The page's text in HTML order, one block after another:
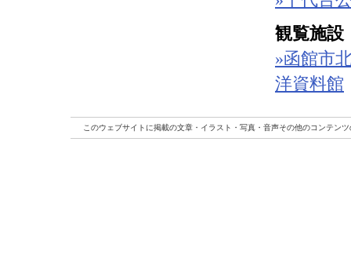
観覧施設
»函館市
洋資料館
このウェブサイトに掲載の文章・イラスト・写真・音声その他のコンテン